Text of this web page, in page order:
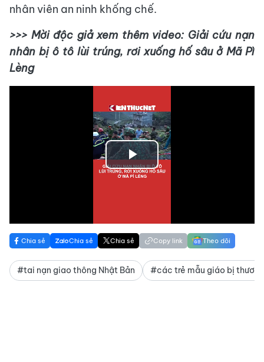
nhân viên an ninh khống chế.
>>> Mời độc giả xem thêm video: Giải cứu nạn
nhân bị ô tô lùi trúng, rơi xuống hố sâu ở Mã Pì
Lèng
Play
Chia sẻ Chia sẻ Chia sẻ Copy link Theo dõi
#tai nạn giao thông Nhật Bản #các trẻ mẫu giáo bị thương